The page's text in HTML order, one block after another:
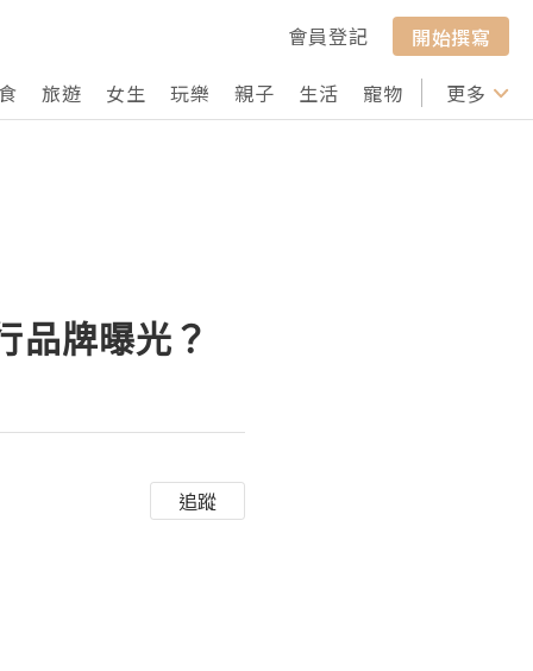
會員登記
開始撰寫
旅遊 女生 玩樂 親子 生活 寵物 行山 打卡
更多
品牌曝光？
追蹤